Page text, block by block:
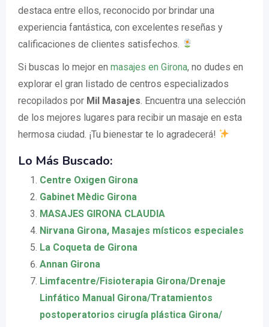
destaca entre ellos, reconocido por brindar una
experiencia fantástica, con excelentes reseñas y
calificaciones de clientes satisfechos.
Si buscas lo mejor en masajes en Girona, no dudes en
explorar el gran listado de centros especializados
recopilados por Mil Masajes. Encuentra una selección
de los mejores lugares para recibir un masaje en esta
hermosa ciudad. ¡Tu bienestar te lo agradecerá!
Lo Más Buscado:
Centre Oxigen Girona
Gabinet Mèdic Girona
MASAJES GIRONA CLAUDIA
Nirvana Girona, Masajes místicos especiales
La Coqueta de Girona
Annan Girona
Limfacentre/Fisioterapia Girona/Drenaje
Linfático Manual Girona/Tratamientos
postoperatorios cirugía plástica Girona/